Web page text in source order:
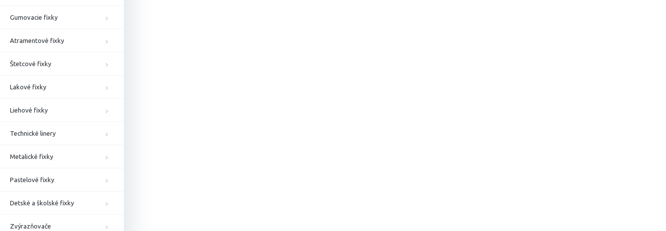
Gumovacie fixky
Atramentové fixky
Štetcové fixky
Lakové fixky
Liehové fixky
Technické linery
Metalické fixky
Pastelové fixky
Detské a školské fixky
Zvýrazňovače